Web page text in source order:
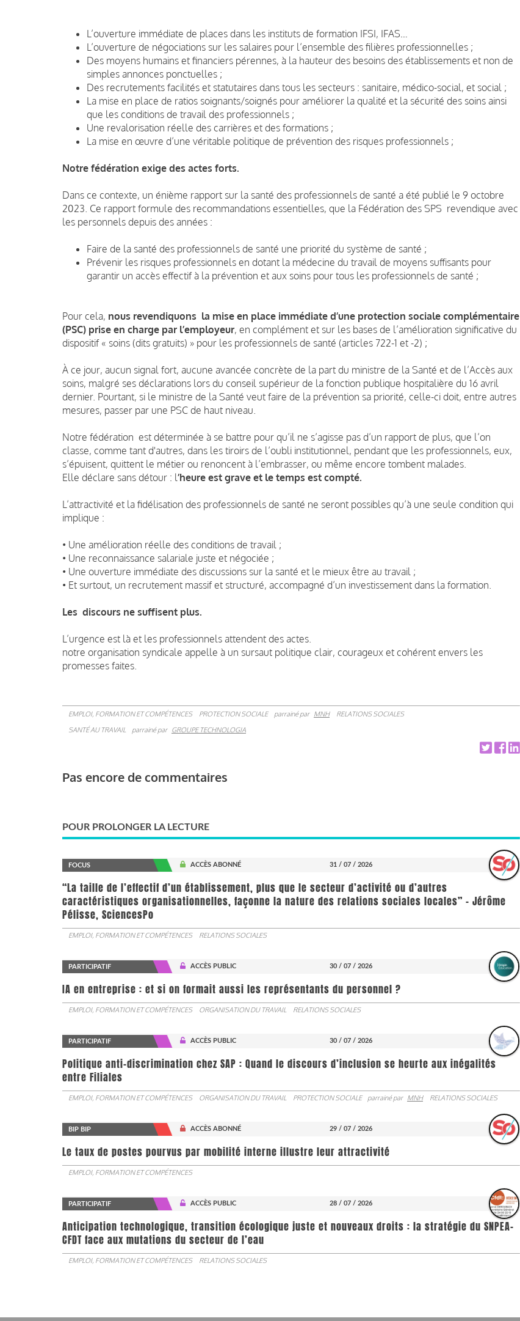
L’ouverture immédiate de places dans les instituts de formation IFSI, IFAS…
L’ouverture de négociations sur les salaires pour l’ensemble des filières professionnelles ;
Des moyens humains et financiers pérennes, à la hauteur des besoins des établissements et non de
simples annonces ponctuelles ;
Des recrutements facilités et statutaires dans tous les secteurs : sanitaire, médico-social, et social ;
La mise en place de ratios soignants/soignés pour améliorer la qualité et la sécurité des soins ainsi
que les conditions de travail des professionnels ;
Une revalorisation réelle des carrières et des formations ;
La mise en œuvre d’une véritable politique de prévention des risques professionnels ;
Notre fédération exige des actes forts.
Dans ce contexte, un énième rapport sur la santé des professionnels de santé a été publié le 9 octobre
2023. Ce rapport formule des recommandations essentielles, que la Fédération des SPS revendique avec
les personnels depuis des années :
Faire de la santé des professionnels de santé une priorité du système de santé ;
Prévenir les risques professionnels en dotant la médecine du travail de moyens suffisants pour
garantir un accès effectif à la prévention et aux soins pour tous les professionnels de santé ;
Pour cela, nous revendiquons la mise en place immédiate d’une protection sociale complémentaire
(PSC) prise en charge par l’employeur, en complément et sur les bases de l’amélioration significative du
dispositif « soins (dits gratuits) » pour les professionnels de santé (articles 722-1 et -2) ;
À ce jour, aucun signal fort, aucune avancée concrète de la part du ministre de la Santé et de l’Accès aux
soins, malgré ses déclarations lors du conseil supérieur de la fonction publique hospitalière du 16 avril
dernier. Pourtant, si le ministre de la Santé veut faire de la prévention sa priorité, celle-ci doit, entre autres
mesures, passer par une PSC de haut niveau.
Notre fédération est déterminée à se battre pour qu’il ne s’agisse pas d’un rapport de plus, que l’on
classe, comme tant d'autres, dans les tiroirs de l’oubli institutionnel, pendant que les professionnels, eux,
s’épuisent, quittent le métier ou renoncent à l’embrasser, ou même encore tombent malades.
Elle déclare sans détour : l’heure est grave et le temps est compté.
L’attractivité et la fidélisation des professionnels de santé ne seront possibles qu’à une seule condition qui
implique :
• Une amélioration réelle des conditions de travail ;
• Une reconnaissance salariale juste et négociée ;
• Une ouverture immédiate des discussions sur la santé et le mieux être au travail ;
• Et surtout, un recrutement massif et structuré, accompagné d’un investissement dans la formation.
Les discours ne suffisent plus.
L’urgence est là et les professionnels attendent des actes.
notre organisation syndicale appelle à un sursaut politique clair, courageux et cohérent envers les
promesses faites.
EMPLOI, FORMATION ET COMPÉTENCES PROTECTION SOCIALE parrainé par MNH
RELATIONS SOCIALES
SANTÉ AU TRAVAIL
parrainé par GROUPE TECHNOLOGIA
Pas encore de commentaires
POUR PROLONGER LA LECTURE
FOCUS ACCÈS ABONNÉ 31 / 07 / 2026
“La taille de l’effectif d’un établissement, plus que le secteur d’activité ou d’autres
caractéristiques organisationnelles, façonne la nature des relations sociales locales” - Jérôme
Pélisse, SciencesPo
EMPLOI, FORMATION ET COMPÉTENCES RELATIONS SOCIALES
PARTICIPATIF ACCÈS PUBLIC 30 / 07 / 2026
IA en entreprise : et si on formait aussi les représentants du personnel ?
EMPLOI, FORMATION ET COMPÉTENCES ORGANISATION DU TRAVAIL RELATIONS SOCIALES
PARTICIPATIF ACCÈS PUBLIC 30 / 07 / 2026
Politique anti-discrimination chez SAP : Quand le discours d’inclusion se heurte aux inégalités
entre Filiales
EMPLOI, FORMATION ET COMPÉTENCES ORGANISATION DU TRAVAIL PROTECTION SOCIALE parrainé par MNH RELATIONS SOCIALES
BIP BIP ACCÈS ABONNÉ 29 / 07 / 2026
Le taux de postes pourvus par mobilité interne illustre leur attractivité
EMPLOI, FORMATION ET COMPÉTENCES
PARTICIPATIF ACCÈS PUBLIC 28 / 07 / 2026
Anticipation technologique, transition écologique juste et nouveaux droits : la stratégie du SNPEA-
CFDT face aux mutations du secteur de l’eau
EMPLOI, FORMATION ET COMPÉTENCES RELATIONS SOCIALES